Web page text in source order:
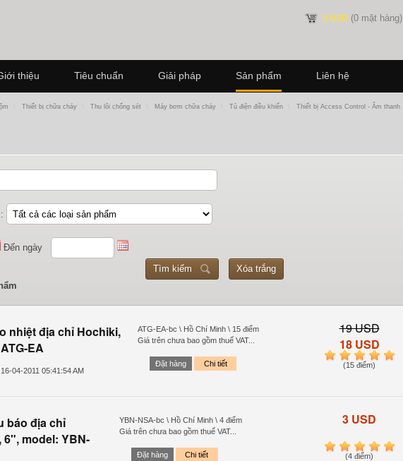
0 USD (0 mặt hàng)
thiệu Tiêu chuẩn Giải pháp Sản phẩm Liên hệ
Thiết bị chữa cháy Thu lôi chống sét Máy bơm chữa cháy Tủ điện điều khiển Thiết bị Access Control - Âm thanh
Đến ngày
Tìm kiếm
nhiệt địa chỉ Hochiki,
EA
04-2011 05:41:54 AM
ATG-EA-bc \ Hồ Chí Minh \ 15 điểm
Giá trên chưa bao gồm thuế VAT...
Đặt hàng Chi tiết
19 USD
18 USD
1 2 3 4 5
(15 điểm)
báo địa chỉ
model: YBN-
YBN-NSA-bc \ Hồ Chí Minh \ 4 điểm
Giá trên chưa bao gồm thuế VAT...
Đặt hàng Chi tiết
3 USD
1 2 3 4 5
(4 điểm)